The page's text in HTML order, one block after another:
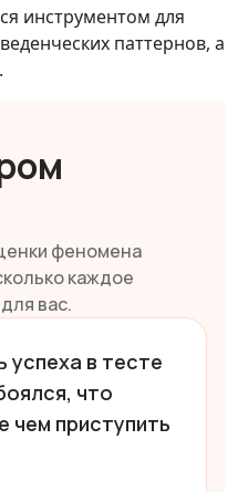
инструментом для
паттернов, а
феномена
каждое
вас.
в тесте
что
чем приступить